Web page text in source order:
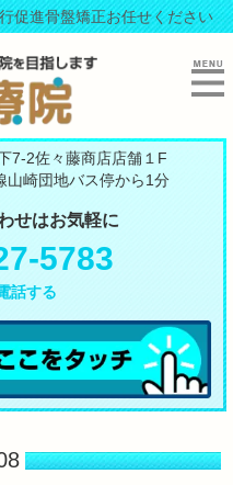
促進骨盤矯正お任せください
7-2佐々藤商店店舗１F
山崎団地バス停から1分
せはお気軽に
5783
話する